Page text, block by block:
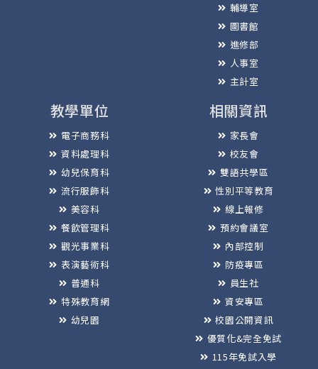
輔導室
圖書館
進修部
人事室
主計室
教學單位
電子商務科
資料處理科
幼兒保育科
流行服飾科
美容科
餐飲管理科
觀光事業科
表演藝術科
普通科
特殊教育網
幼兒園
相關資訊
家長會
校友會
雙語共學區
性別平等教育
線上報修
預約會議室
內部控制
防疫專區
員生社
資安專區
校園公開資訊
優質化&完全免試
115年免試入學